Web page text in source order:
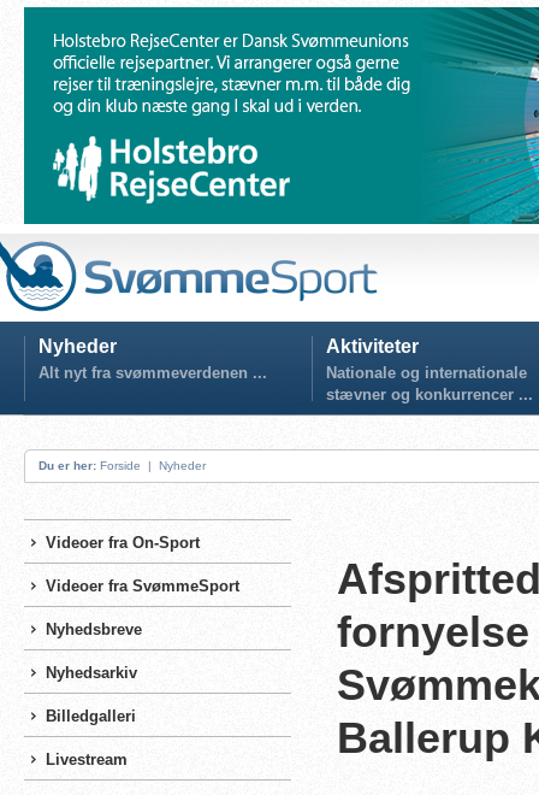
Nyheder
Alt nyt fra svømmeverdenen ...
Aktiviteter
Nationale og internationale
stævner og konkurrencer ...
Du er her: Forside | Nyheder
Videoer fra On-Sport
Videoer fra SvømmeSport
Nyhedsbreve
Nyhedsarkiv
Billedgalleri
Livestream
Ballerup